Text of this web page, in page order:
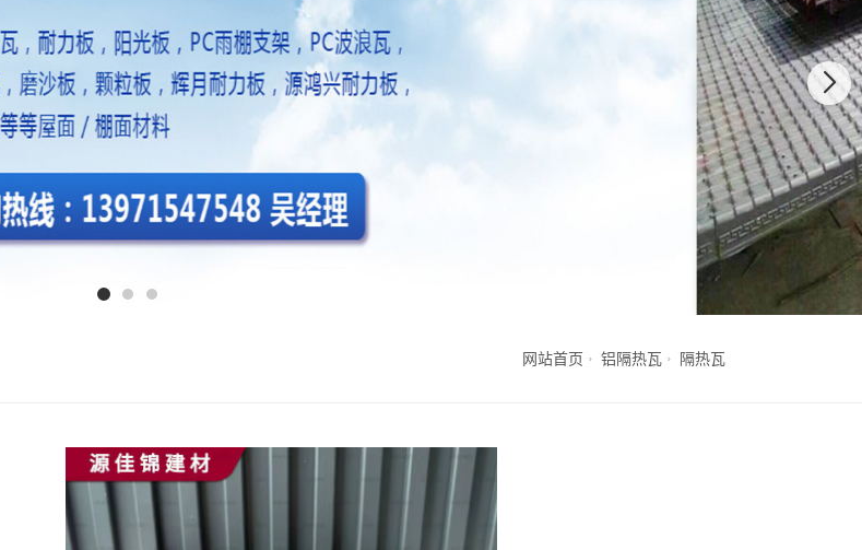
网站首页 铝隔热瓦 隔热瓦